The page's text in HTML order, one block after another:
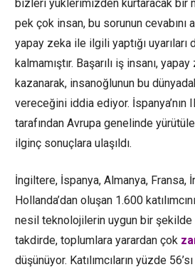
bizleri yüklerimizden kurtaracak bir
pek çok insan, bu sorunun cevabını
yapay zeka ile ilgili yaptığı uyarıları
kalmamıştır. Başarılı iş insanı,
kazanarak, insanoğlunun bu
vereceğini iddia ediyor. İspanya’nın
tarafından Avrupa genelinde
ilginç sonuçlara ulaşıldı.
İngiltere, İspanya, Almanya, Fransa,
Hollanda’dan oluşan 1.600
nesil teknolojilerin uygun bir
takdirde, toplumlara yarardan çok
düşünüyor. Katılımcıların yüzde 56’sı